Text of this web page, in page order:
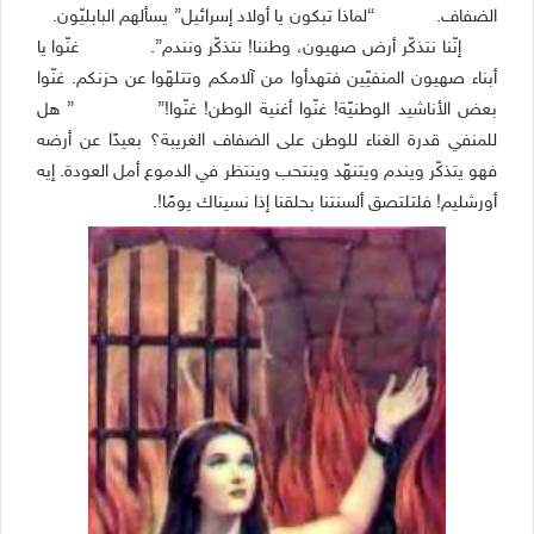
الضفاف.
“لماذا تبكون يا أولاد إسرائيل” يسألهم البابليّون.
إنّنا نتذكّر أرض صهيون، وطننا! نتذكّر ونندم”.
غنّوا يا
أبناء صهيون المنفيّين فتهدأوا من آلامكم وتتلهّوا عن حزنكم. غنّوا
بعض الأناشيد الوطنيّة! غنّوا أغنية الوطن! غنّوا!”
” هل
للمنفي قدرة الغناء للوطن على الضفاف الغريبة؟ بعيدًا عن أرضه
فهو يتذكّر ويندم ويتنهّد وينتحب وينتظر في الدموع أمل العودة. إيه
أورشليم! فلتلتصق ألسنتنا بحلقنا إذا نسيناك يومًا!.